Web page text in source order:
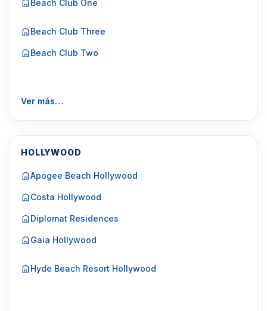
Beach Club One
Beach Club Three
Beach Club Two
Ver más…
HOLLYWOOD
Apogee Beach Hollywood
Costa Hollywood
Diplomat Residences
Gaia Hollywood
Hyde Beach Resort Hollywood